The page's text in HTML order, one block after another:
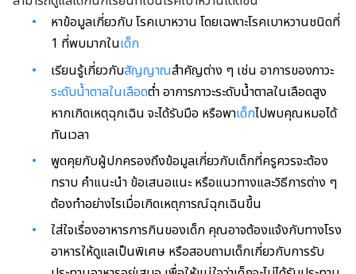
หาข้อมูลเกี่ยวกับ โรคเบาหวาน โดยเฉพาะโรคเบาหวานชนิดที่
1 ที่พบมากในเด็ก
เรียนรู้เกี่ยวกับสัญญาณสำคัญต่าง ๆ เช่น อาการของภาวะ
ระดับน้ำตาลในเลือดต่ำ อาการภาวะระดับน้ำตาลในเลือดสูง
หากเกิดเหตุฉุกเฉิน จะได้รับมือ หรือพาเด็กไปพบคุณหมอได้
ทันเวลา
พูดคุยกับผู้ปกครองถึงข้อมูลเกี่ยวกับเด็กที่ครูควรจะต้อง
ทราบ คำแนะนำ ข้อเสนอแนะ หรือแนวทางและวิธีการต่าง ๆ
ต้องทำอย่างไรเมื่อเกิดเหตุการณ์ฉุกเฉินขึ้น
ใส่ใจเรื่องอาหารการกินของเด็ก คุณอาจต้องแจ้งกับทางโรง
อาหารให้ดูแลเป็นพิเศษ หรือสอบถามเด็กเกี่ยวกับการรับ